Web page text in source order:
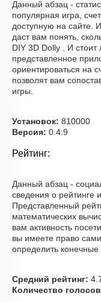
Данный абзац -
популярная игра,
доступную на сайте.
даст вам понять,
DIY 3D Dolly . И стоит
представленное
ориентироваться на
позволят вам
игры.
Установок: 810000
Версия: 0.4.9
Рейтинг:
Данный абзац -
сведения о рейтинге
Представленный
математических
вам активность
вы имеете право
определить конечные
Средний рейтинг:
Количество